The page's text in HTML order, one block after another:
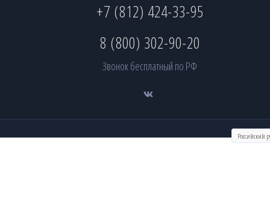
+7 (812) 424-33-95
8 (800) 302-90-20
Звонок бесплатный по РФ